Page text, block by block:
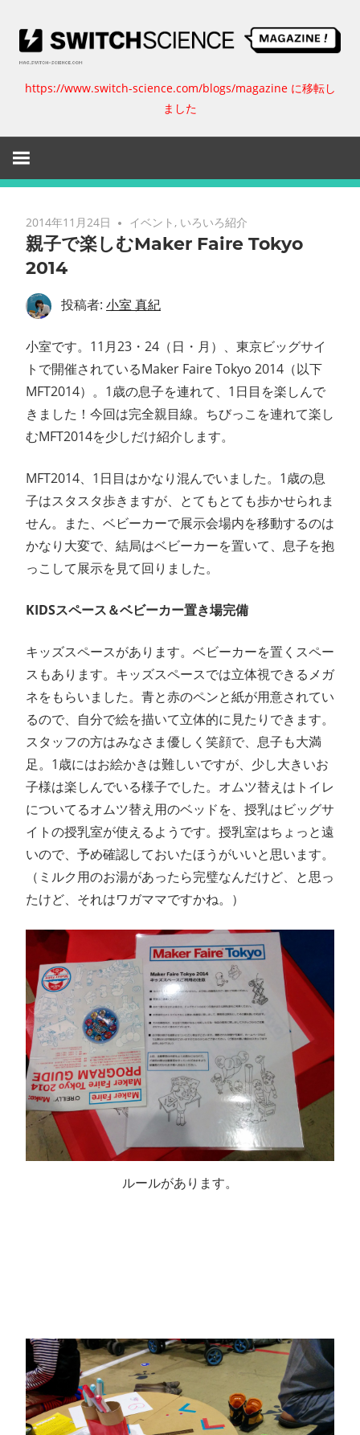
ッ
ス
イ
ッ
チ
エ
ン
ス
マ
ガ
ジ
ン
https://www.switch-science.com/blogs/magazine に移転し
ました
2014年11月24日 イベント , いろいろ紹介
親子で楽しむMaker Faire Tokyo
2014
投稿者: 小室 真紀
小室です。11月23・24（日・月）、東京ビッグサイ
トで開催されているMaker Faire Tokyo 2014（以下
MFT2014）。1歳の息子を連れて、1日目を楽しんで
きました！今回は完全親目線。ちびっこを連れて楽し
むMFT2014を少しだけ紹介します。
MFT2014、1日目はかなり混んでいました。1歳の息
子はスタスタ歩きますが、とてもとても歩かせられま
せん。また、ベビーカーで展示会場内を移動するのは
かなり大変で、結局はベビーカーを置いて、息子を抱
っこして展示を見て回りました。
KIDSスペース＆ベビーカー置き場完備
キッズスペースがあります。ベビーカーを置くスペー
スもあります。キッズスペースでは立体視できるメガ
ネをもらいました。青と赤のペンと紙が用意されてい
るので、自分で絵を描いて立体的に見たりできます。
スタッフの方はみなさま優しく笑顔で、息子も大満
足。1歳にはお絵かきは難しいですが、少し大きいお
子様は楽しんでいる様子でした。オムツ替えはトイレ
についてるオムツ替え用のベッドを、授乳はビッグサ
イトの授乳室が使えるようです。授乳室はちょっと遠
いので、予め確認しておいたほうがいいと思います。
（ミルク用のお湯があったら完璧なんだけど、と思っ
たけど、それはワガママですかね。）
ルールがあります。